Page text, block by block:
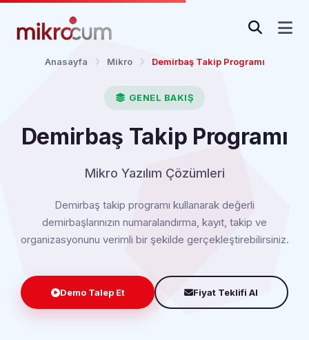
Anasayfa Mikro Demirbaş Takip Programı
GENEL BAKIŞ
Demirbaş Takip Programı
Mikro Yazılım Çözümleri
Demirbaş takip programı kullanarak değerli
demirbaşlarınızın numaralandırma, kayıt, takip ve
organizasyonunu verimli bir şekilde gerçekleştirebilirsiniz.
Demo Talep Et Fiyat Teklifi Al